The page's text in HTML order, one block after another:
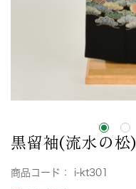
黒留袖(流水の松)
商品コード： i-kt301